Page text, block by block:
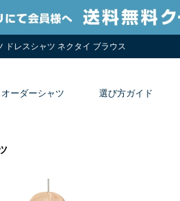
ドレスシャツ ネクタイ ブラウス
オーダーシャツ 選び方ガイド